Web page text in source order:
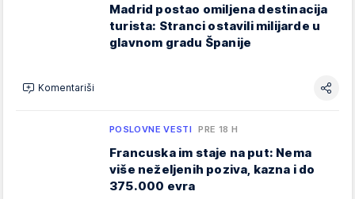
Madrid postao omiljena destinacija
turista: Stranci ostavili milijarde u
glavnom gradu Španije
Komentariši
POSLOVNE VESTI PRE 18 H
Francuska im staje na put: Nema
više neželjenih poziva, kazna i do
375.000 evra